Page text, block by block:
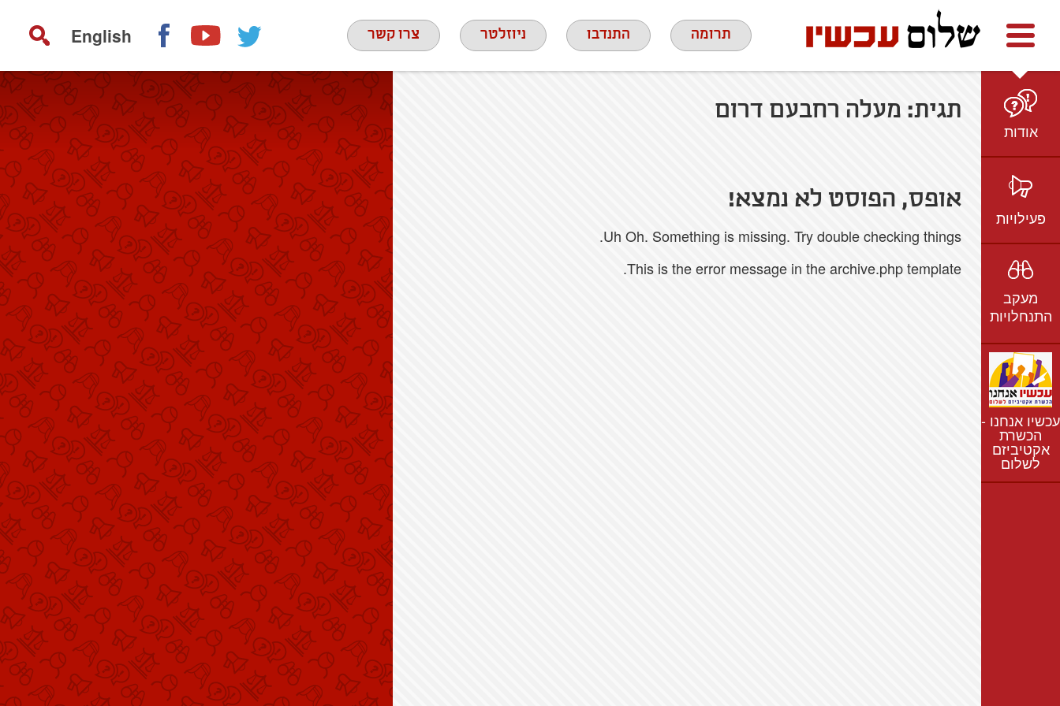
תרומה התנדבו ניוזלטר צרו קשר English Facebookyoutube twitter
אודות
הצוות
חזון ועמדות
אמיל גרינצווייג
שקיפות
פעילויות
ברשת
בתקשורת
וידאו
מעקב
התנחלויות
נתונים
חדשות
נושאים
רשימת התנחלויות
מפת התנחלויות
עכשיו אנחנו -
הכשרת
אקטיביזם
לשלום
תגית: מעלה רחבעם דרום
אופס, הפוסט לא נמצא!
Uh Oh. Something is missing. Try double checking things.
This is the error message in the archive.php template.